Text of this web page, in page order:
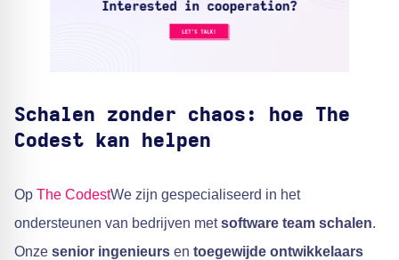
Schalen zonder chaos: hoe The
Codest kan helpen
Op The CodestWe zijn gespecialiseerd in het
ondersteunen van bedrijven metsoftware team schalen.
Onze senior ingenieurs en toegewijde ontwikkelaars